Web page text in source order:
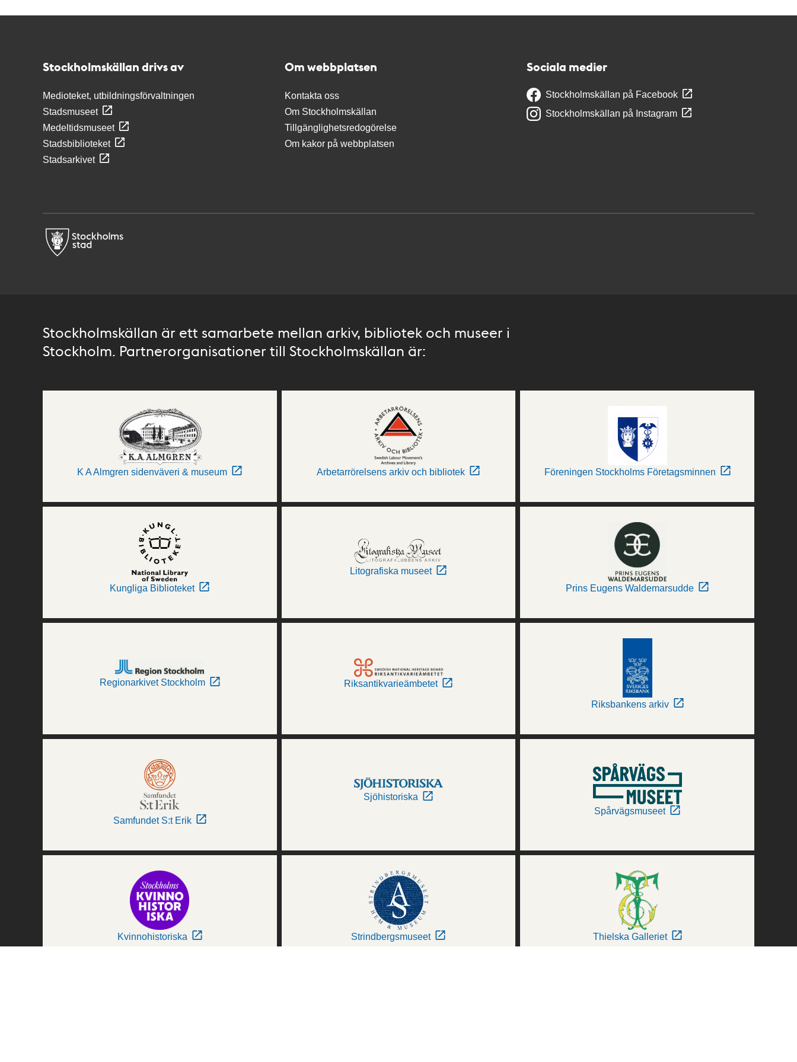
Stockholmskällan drivs av
Medioteket, utbildningsförvaltningen
Stadsmuseet
Medeltidsmuseet
Stadsbiblioteket
Stadsarkivet
Om webbplatsen
Kontakta oss
Om Stockholmskällan
Tillgänglighetsredogörelse
Om kakor på webbplatsen
Sociala medier
Stockholmskällan på Facebook
Stockholmskällan på Instagram
Stockholmskällan är ett samarbete mellan arkiv, bibliotek och museer i
Stockholm. Partnerorganisationer till Stockholmskällan är:
K A Almgren sidenväveri & museum Arbetarrörelsens arkiv och bibliotek Föreningen Stockholms Företagsminnen
Kungliga Biblioteket
Litografiska museet
Prins Eugens Waldemarsudde
Regionarkivet Stockholm Riksantikvarieämbetet
Riksbankens arkiv
Samfundet S:t Erik
Sjöhistoriska
Spårvägsmuseet
Kvinnohistoriska Strindbergsmuseet Thielska Galleriet